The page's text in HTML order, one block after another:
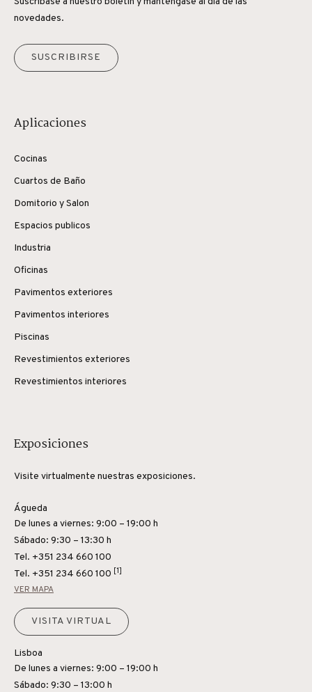
novedades.
SUSCRIBIRSE
Aplicaciones
Cocinas
Cuartos de Baño
Domitorio y Salon
Espacios publicos
Industria
Oficinas
Pavimentos exteriores
Pavimentos interiores
Piscinas
Revestimientos exteriores
Revestimientos interiores
Exposiciones
Visite virtualmente nuestras exposiciones.
Águeda
De lunes a viernes: 9:00 – 19:00 h
Sábado: 9:30 – 13:30 h
Tel. +351 234 660 100
Tel. +351 234 660 100 [1]
VER MAPA
VISITA VIRTUAL
Lisboa
De lunes a viernes: 9:00 – 19:00 h
Sábado: 9:30 – 13:00 h